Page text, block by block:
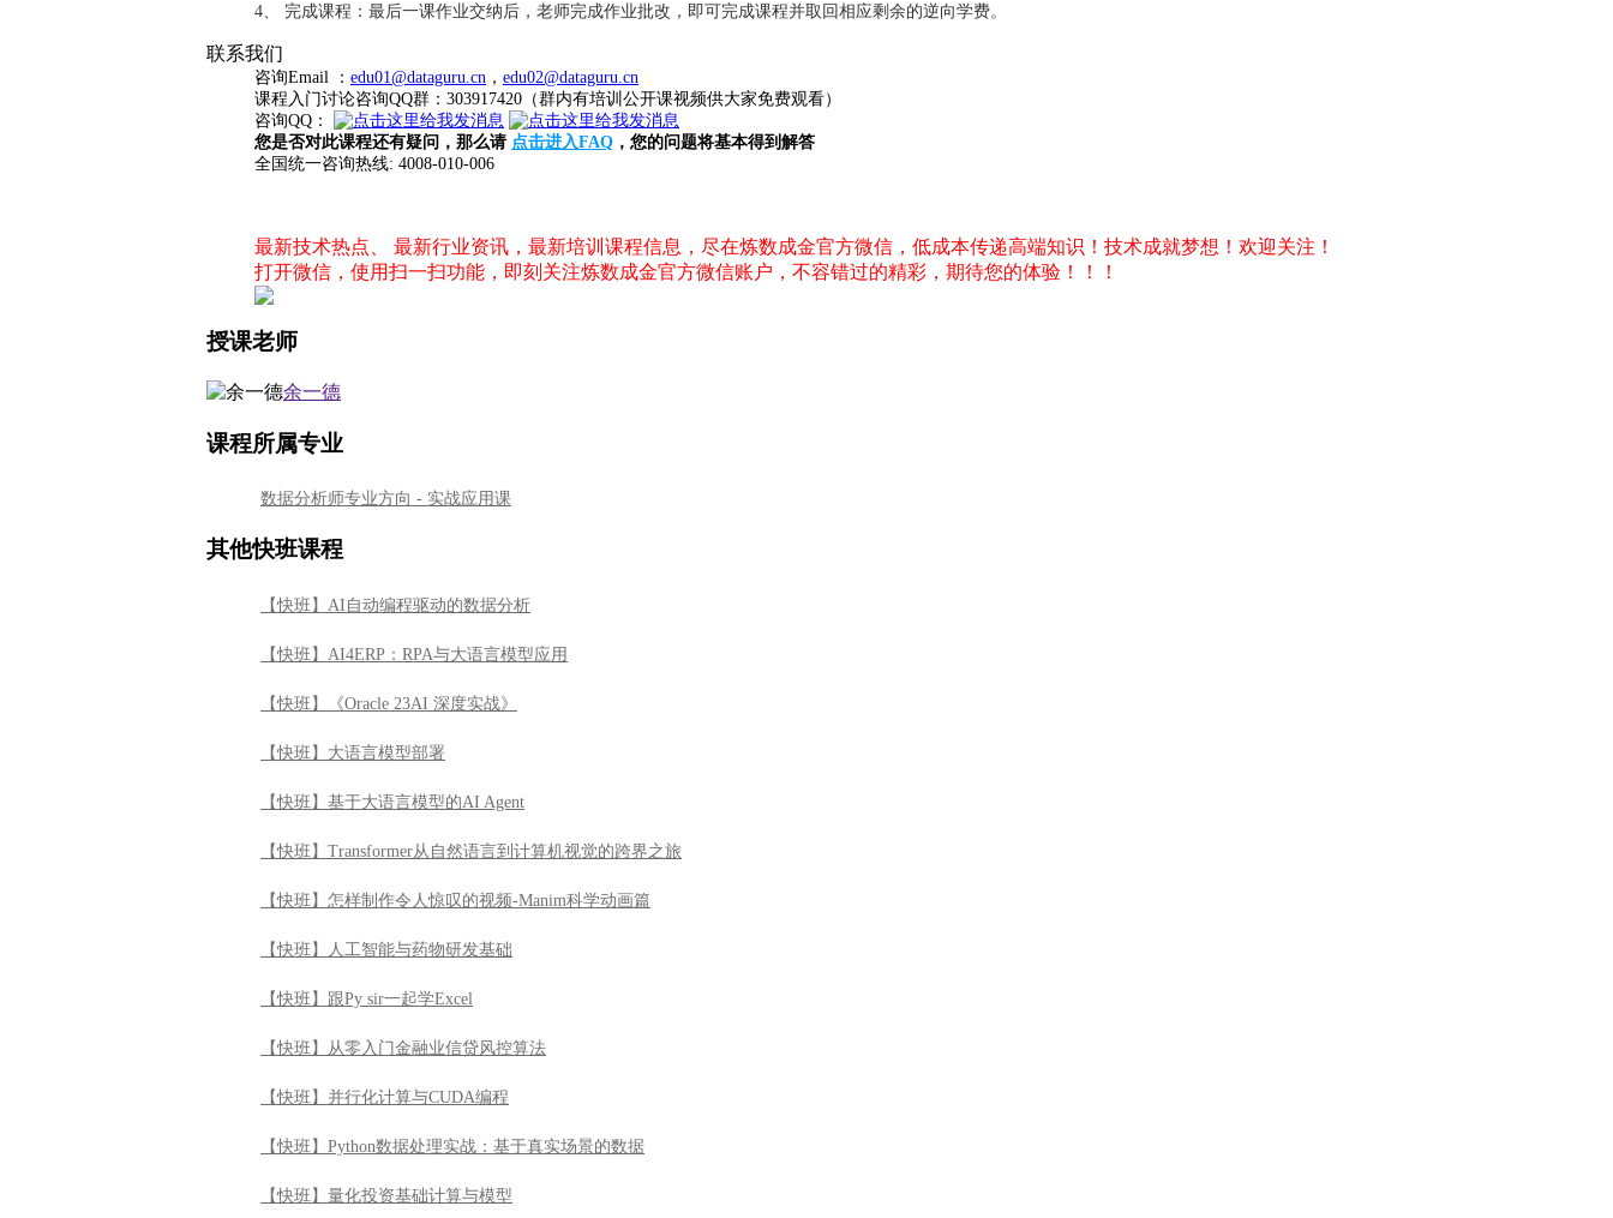
4、 完成课程：最后一课作业交纳后，老师完成作业批改，即可完成课程并取回相应剩余的逆向学费。
联系我们
咨询Email ： edu01@dataguru.cn ， edu02@dataguru.cn
课程入门讨论咨询QQ群：303917420（群内有培训公开课视频供大家免费观看）
咨询QQ：
您是否对此课程还有疑问，那么请 点击进入FAQ ，您的问题将基本得到解答
全国统一咨询热线: 4008-010-006
最新技术热点、 最新行业资讯，最新培训课程信息，尽在炼数成金官方微信，低成本传递高端知识！技术成就梦想！欢迎关注！
打开微信，使用扫一扫功能，即刻关注炼数成金官方微信账户，不容错过的精彩，期待您的体验！！！
授课老师
余一德
课程所属专业
数据分析师专业方向 - 实战应用课
其他快班课程
【快班】AI自动编程驱动的数据分析
【快班】AI4ERP：RPA与大语言模型应用
【快班】《Oracle 23AI 深度实战》
【快班】大语言模型部署
【快班】基于大语言模型的AI Agent
【快班】Transformer从自然语言到计算机视觉的跨界之旅
【快班】怎样制作令人惊叹的视频-Manim科学动画篇
【快班】人工智能与药物研发基础
【快班】跟Py sir一起学Excel
【快班】从零入门金融业信贷风控算法
【快班】并行化计算与CUDA编程
【快班】Python数据处理实战：基于真实场景的数据
【快班】量化投资基础计算与模型